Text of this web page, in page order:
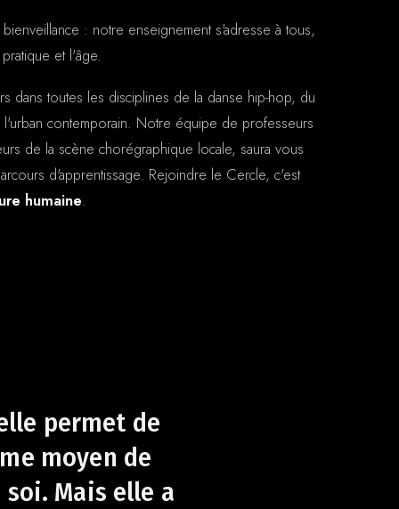
: notre enseignement s'adresse à tous,
et l'âge.
dans toutes les disciplines de la danse hip-hop, du
l'urban contemporain. Notre équipe de professeurs
de la scène chorégraphique locale, saura vous
d'apprentissage. Rejoindre le Cercle, c'est
humaine.
permet de
moyen de
Mais elle a